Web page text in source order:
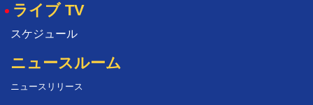
ライブ TV
スケジュール
ニュースルーム
ニュースリリース